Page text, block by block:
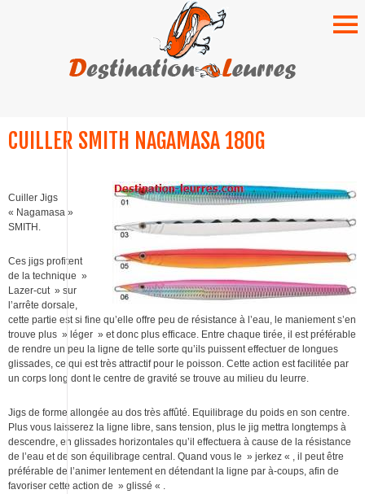
TO
CUILLER SMITH NAGAMASA 180G
Cuiller Jigs
« Nagamasa »
SMITH.
Ces jigs profitent
de la technique »
Lazer-cut » sur
l’arrête dorsale,
cette partie est si fine qu’elle offre peu de résistance à l’eau, le maniement s’en
trouve plus » léger » et donc plus efficace. Entre chaque tirée, il est préférable
de rendre un peu la ligne de telle sorte qu’ils puissent effectuer de longues
glissades, ce qui est très attractif pour le poisson. Cette action est facilitée par
un corps long dont le centre de gravité se trouve au milieu du leurre.
Jigs de forme allongée au dos très affûté. Equilibrage du poids en son centre.
Plus vous laisserez la ligne libre, sans tension, plus le jig mettra longtemps à
descendre, en glissades horizontales qu’il effectuera à cause de la résistance
de l’eau et de son équilibrage central. Quand vous le » jerkez « , il peut être
préférable de l’animer lentement en détendant la ligne par à-coups, afin de
favoriser cette action de » glissé « .